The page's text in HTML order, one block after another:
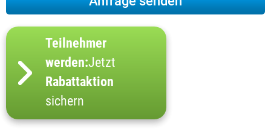
Teilnehmer
werden:Jetzt
Rabattaktion
sichern